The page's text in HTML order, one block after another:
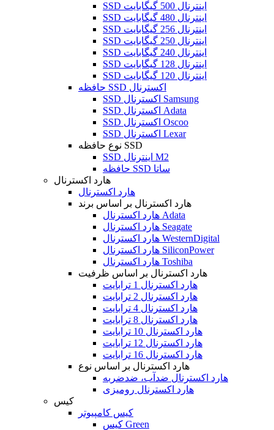
SSD اینترنال 500 گیگابایت
SSD اینترنال 480 گیگابایت
SSD اینترنال 256 گیگابایت
SSD اینترنال 250 گیگابایت
SSD اینترنال 240 گیگابایت
SSD اینترنال 128 گیگابایت
SSD اینترنال 120 گیگابایت
حافظه SSD اکسترنال
SSD اکسترنال Samsung
SSD اکسترنال Adata
SSD اکسترنال Oscoo
SSD اکسترنال Lexar
نوع حافظه SSD
SSD اینترنال M2
حافظه SSD ساتا
هارد اکسترنال
هارد اکسترنال
هارد اکسترنال بر اساس برند
هارد اکسترنال Adata
هارد اکسترنال Seagate
هارد اکسترنال WesternDigital
هارد اکسترنال SiliconPower
هارد اکسترنال Toshiba
هارد اکسترنال بر اساس ظرفیت
هارد اکسترنال 1 ترابایت
هارد اکسترنال 2 ترابایت
هارد اکسترنال 4 ترابایت
هارد اکسترنال 8 ترابایت
هارد اکسترنال 10 ترابایت
هارد اکسترنال 12 ترابایت
هارد اکسترنال 16 ترابایت
هارد اکسترنال بر اساس نوع
هارد اکسترنال ضدآب، ضدضربه
هارد اکسترنال رومیزی
کیس
کیس کامپیوتر
کیس Green